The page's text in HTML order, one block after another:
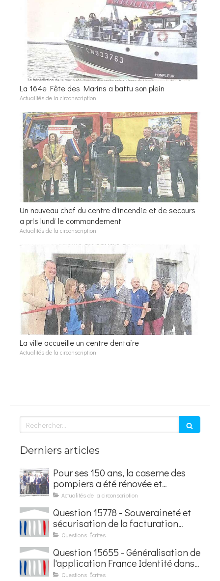
La 164e Fête des Marins a battu son plein
Actualités de la circonscription
Un nouveau chef du centre d'incendie et de secours
a pris lundi le commandement
Actualités de la circonscription
La ville accueille un centre dentaire
Actualités de la circonscription
Rechercher
Derniers articles
Pour ses 150 ans, la caserne des
pompiers a été rénovée et
baptisée au nom d'Hubert
Actualités de la circonscription
Question 15778 - Souveraineté et
sécurisation de la facturation
électronique
Questions Écrites
Question 15655 - Généralisation de
l'application France Identité dans
les contrôles du quotidien
Questions Écrites